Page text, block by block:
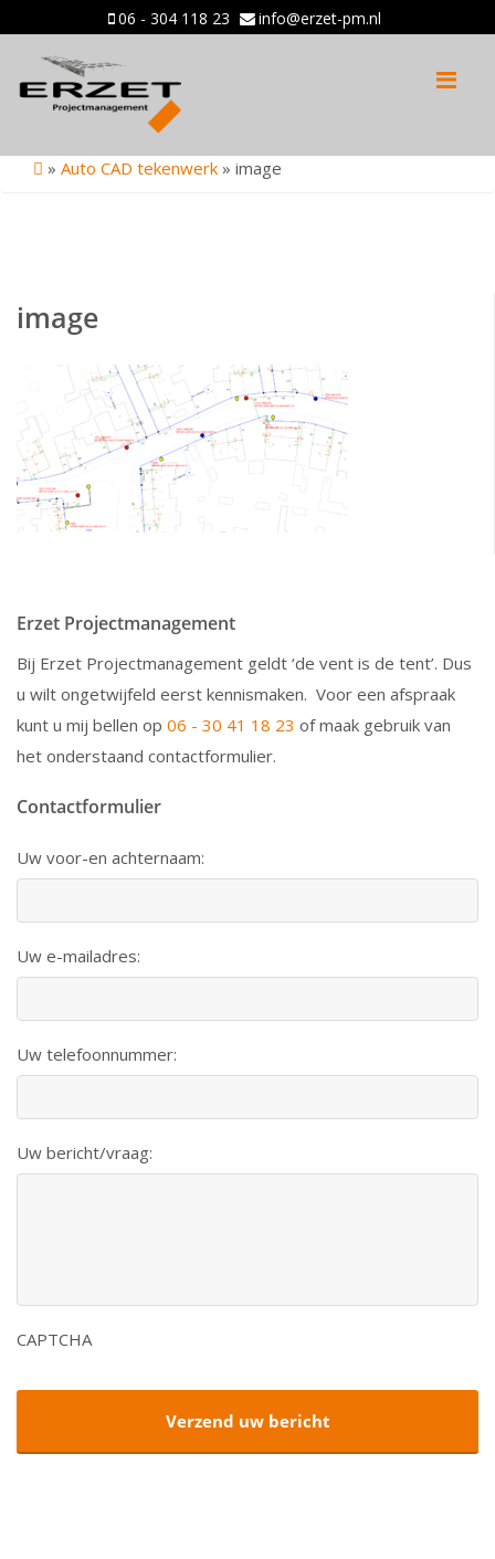
06 - 304 118 23 info@erzet-pm.nl
» Auto CAD tekenwerk » image
image
Erzet Projectmanagement
Bij Erzet Projectmanagement geldt ‘de vent is de tent’. Dus
u wilt ongetwijfeld eerst kennismaken. Voor een afspraak
kunt u mij bellen op 06 - 30 41 18 23 of maak gebruik van
het onderstaand contactformulier.
Contactformulier
Uw voor-en achternaam:
Uw e-mailadres:
Uw telefoonnummer:
Uw bericht/vraag:
CAPTCHA